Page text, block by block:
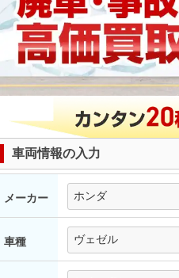
車両情報の入力
メーカー
車種